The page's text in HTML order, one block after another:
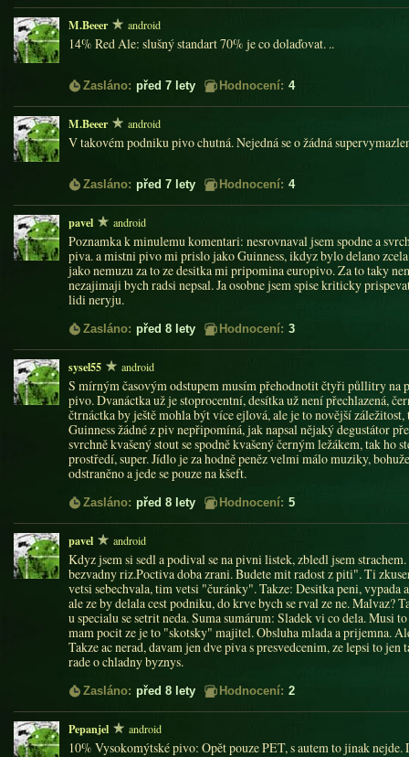
M.Beeer android
14% Red Ale: slušný standart 70% je co dolaďovat. ..
Zasláno: před 7 lety Hodnocení: 4
M.Beeer android
V takovém podniku pivo chutná. Nejedná se o žádná
Zasláno: před 7 lety Hodnocení: 4
pavel android
Poznamka k minulemu komentari: nesrovnaval jsem spodne a
piva. a mistni pivo mi prislo jako Guinness, ikdyz bylo delano
jako nemuzu za to ze desitka mi pripomina europivo. Za to taky
nezajimaji bych radsi nepsal. Ja osobne jsem spise kriticky
lidi neryju.
Zasláno: před 8 lety Hodnocení: 3
sysel55 android
S mírným časovým odstupem musím přehodnotit čtyři půllitry na
pivo. Dvanáctka už je stoprocentní, desítka už není přechlazená,
čtrnáctka by ještě mohla být více ejlová, ale je to novější
Guinness žádné z piv nepřipomíná, jak napsal nějaký degustátor
svrchně kvašený stout se spodně kvašený černým ležákem, tak ho
prostředí, super. Jídlo je za hodně peněz velmi málo muziky,
odstraněno a jede se pouze na kšeft.
Zasláno: před 8 lety Hodnocení: 5
pavel android
Kdyz jsem si sedl a podival se na pivni listek, zbledl jsem
bezvadny riz.Poctiva doba zrani. Budete mit radost z piti". Ti
vetsi sebechvala, tim vetsi "čuránky". Takze: Desitka peni, vypada
ale ze by delala cest podniku, do krve bych se rval ze ne. Malvaz?
u specialu se setrit neda. Suma sumárum: Sladek vi co dela. Musi
mam pocit ze je to "skotsky" majitel. Obsluha mlada a prijemna.
Takze ac nerad, davam jen dve piva s presvedcenim, ze lepsi to
rade o chladny byznys.
Zasláno: před 8 lety Hodnocení: 2
Pepanjel android
10% Vysokomýtské pivo: Opět pouze PET, s autem to jinak nejde.